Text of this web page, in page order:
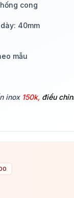
cong
40mm
mẫu
inox 150k, điều